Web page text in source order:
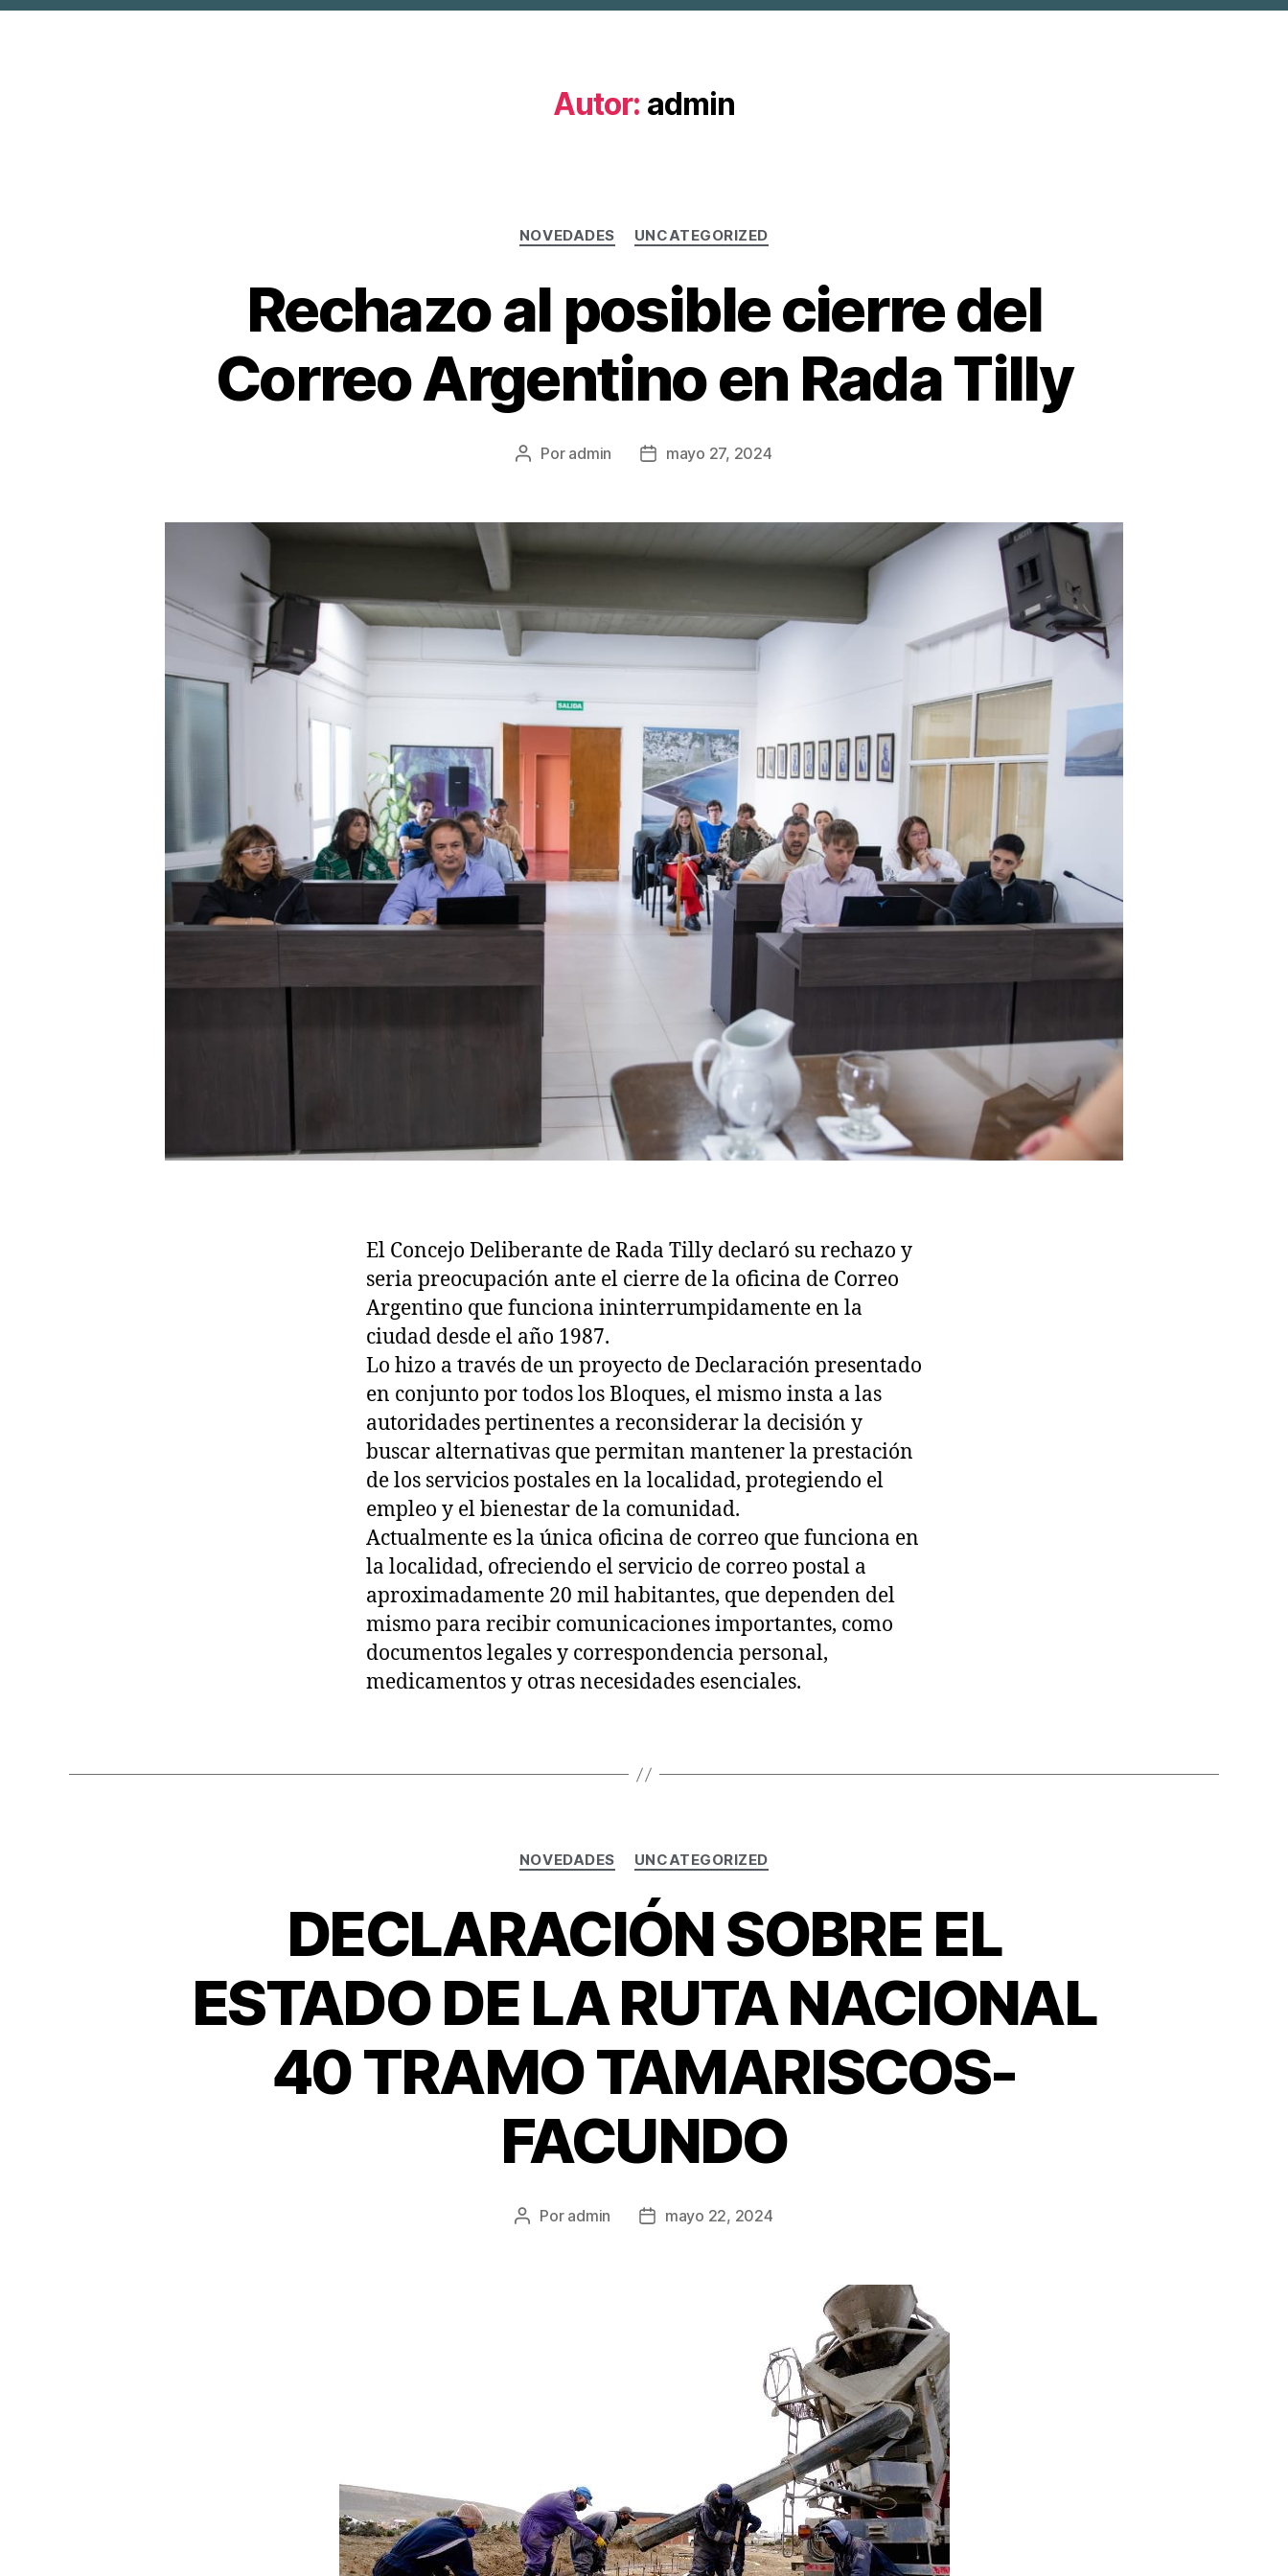
Autor: admin
NOVEDADES UNCATEGORIZED
Rechazo al posible cierre del
Correo Argentino en Rada Tilly
Por admin mayo 27, 2024
El Concejo Deliberante de Rada Tilly declaró su rechazo y
seria preocupación ante el cierre de la oficina de Correo
Argentino que funciona ininterrumpidamente en la
ciudad desde el año 1987.
Lo hizo a través de un proyecto de Declaración presentado
en conjunto por todos los Bloques, el mismo insta a las
autoridades pertinentes a reconsiderar la decisión y
buscar alternativas que permitan mantener la prestación
de los servicios postales en la localidad, protegiendo el
empleo y el bienestar de la comunidad.
Actualmente es la única oficina de correo que funciona en
la localidad, ofreciendo el servicio de correo postal a
aproximadamente 20 mil habitantes, que dependen del
mismo para recibir comunicaciones importantes, como
documentos legales y correspondencia personal,
medicamentos y otras necesidades esenciales.
NOVEDADES UNCATEGORIZED
DECLARACIÓN SOBRE EL
ESTADO DE LA RUTA NACIONAL
40 TRAMO TAMARISCOS-
FACUNDO
Por admin mayo 22, 2024